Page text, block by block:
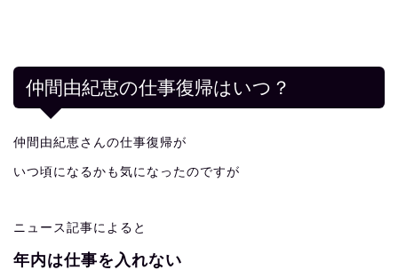
仲間由紀恵の仕事復帰はいつ？
仲間由紀恵さんの仕事復帰が
いつ頃になるかも気になったのですが
ニュース記事によると
年内は仕事を入れない